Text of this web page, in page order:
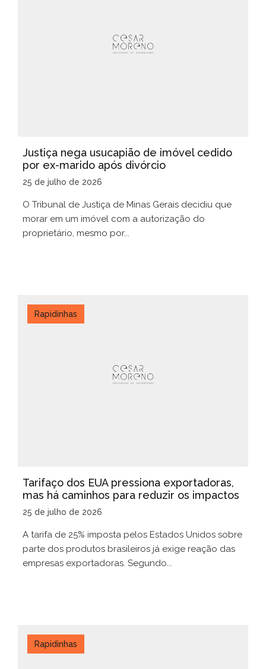
Justiça nega usucapião de imóvel cedido
por ex-marido após divórcio
25 de julho de 2026
O Tribunal de Justiça de Minas Gerais decidiu que
morar em um imóvel com a autorização do
proprietário, mesmo por...
Rapidinhas
Tarifaço dos EUA pressiona exportadoras,
mas há caminhos para reduzir os impactos
25 de julho de 2026
A tarifa de 25% imposta pelos Estados Unidos sobre
parte dos produtos brasileiros já exige reação das
empresas exportadoras. Segundo...
Rapidinhas